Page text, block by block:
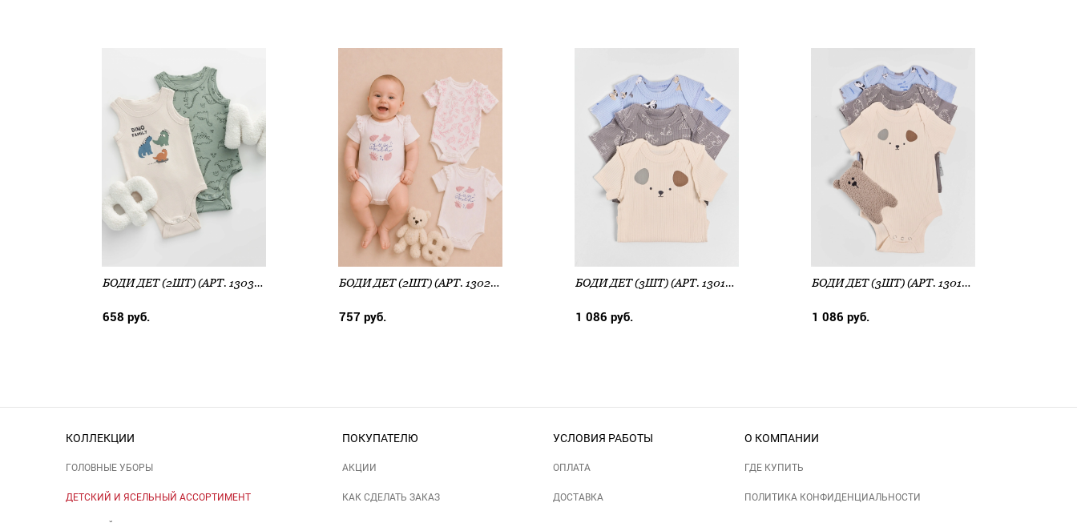
БОДИ ДЕТ (2ШТ) (АРТ. 13032-2)
658 руб.
БОДИ ДЕТ (2ШТ) (АРТ. 13020-2)
757 руб.
БОДИ ДЕТ (3ШТ) (АРТ. 13015-1-3)
1 086 руб.
БОДИ ДЕТ (3ШТ) (АРТ. 13015-3)
1 086 руб.
КОЛЛЕКЦИИ
ГОЛОВНЫЕ УБОРЫ
ДЕТСКИЙ И ЯСЕЛЬНЫЙ АССОРТИМЕНТ
ПОКУПАТЕЛЮ
АКЦИИ
КАК СДЕЛАТЬ ЗАКАЗ
УСЛОВИЯ РАБОТЫ
ОПЛАТА
ДОСТАВКА
О КОМПАНИИ
ГДЕ КУПИТЬ
ПОЛИТИКА КОНФИДЕНЦИАЛЬНОСТИ